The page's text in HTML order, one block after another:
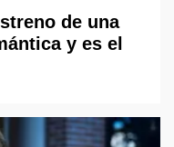
de una
y es el